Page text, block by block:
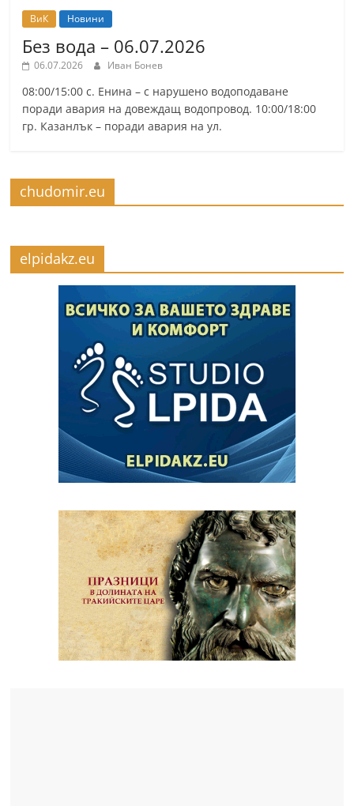
ВиК Новини
Без вода – 06.07.2026
06.07.2026 Иван Бонев
08:00/15:00 с. Енина – с нарушено водоподаване
поради авария на довеждащ водопровод. 10:00/18:00
гр. Казанлък – поради авария на ул.
chudomir.eu
elpidakz.eu